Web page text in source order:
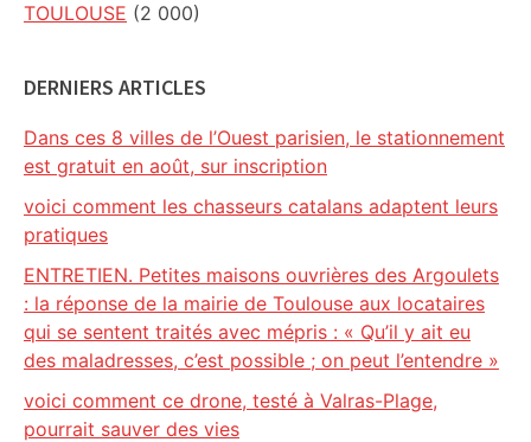
TOULOUSE (2 000)
DERNIERS ARTICLES
Dans ces 8 villes de l’Ouest parisien, le stationnement
est gratuit en août, sur inscription
voici comment les chasseurs catalans adaptent leurs
pratiques
ENTRETIEN. Petites maisons ouvrières des Argoulets
: la réponse de la mairie de Toulouse aux locataires
qui se sentent traités avec mépris : « Qu’il y ait eu
des maladresses, c’est possible ; on peut l’entendre »
voici comment ce drone, testé à Valras-Plage,
pourrait sauver des vies